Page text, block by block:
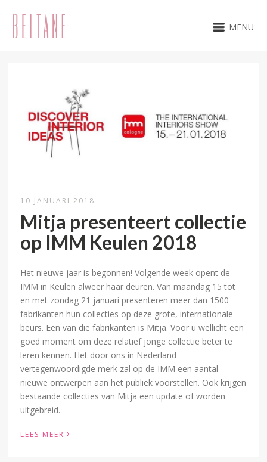
MENU
10 JANUARI 2018
Mitja presenteert collectie
op IMM Keulen 2018
Het nieuwe jaar is begonnen! Volgende week opent de
IMM in Keulen alweer haar deuren. Van maandag 15 tot
en met zondag 21 januari presenteren meer dan 1500
fabrikanten hun collecties op deze grote, internationale
beurs. Een van die fabrikanten is Mitja. Voor u wellicht een
goed moment om deze relatief jonge collectie beter te
leren kennen. Het door ons in Nederland
vertegenwoordigde merk zal op de IMM een aantal
nieuwe ontwerpen aan het publiek voorstellen. Ook krijgen
bestaande collecties van Mitja een update of worden
uitgebreid.
LEES MEER ›